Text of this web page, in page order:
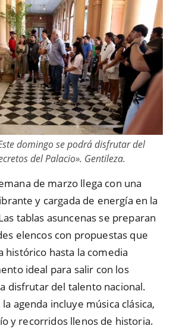
domingo se podrá disfrutar del
del Palacio». Gentileza.
de marzo llega con una
y cargada de energía en la
tablas asuncenas se preparan
elencos con propuestas que
histórico hasta la comedia
ideal para salir con los
disfrutar del talento nacional.
agenda incluye música clásica,
y recorridos llenos de historia.